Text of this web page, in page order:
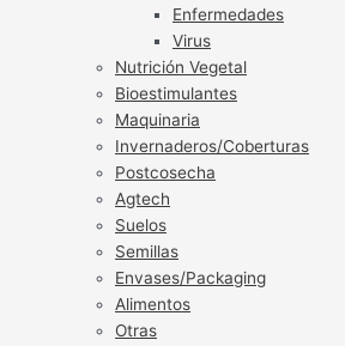
Enfermedades
Virus
Nutrición Vegetal
Bioestimulantes
Maquinaria
Invernaderos/Coberturas
Postcosecha
Agtech
Suelos
Semillas
Envases/Packaging
Alimentos
Otras